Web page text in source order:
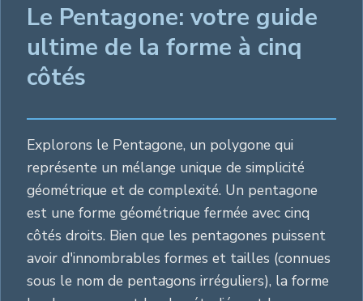
Le Pentagone: votre guide
ultime de la forme à cinq
côtés
Explorons le Pentagone, un polygone qui
représente un mélange unique de simplicité
géométrique et de complexité. Un pentagone
est une forme géométrique fermée avec cinq
côtés droits. Bien que les pentagones puissent
avoir d'innombrables formes et tailles (connues
sous le nom de pentagons irréguliers), la forme